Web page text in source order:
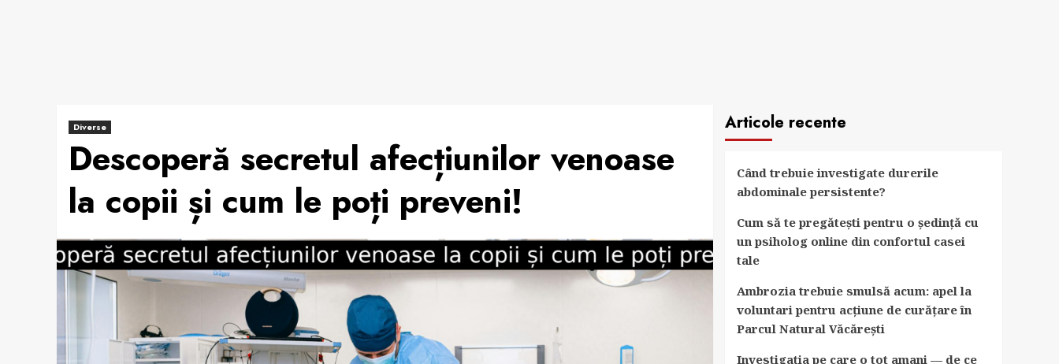
Diverse
Descoperă secretul afecțiunilor venoase
la copii și cum le poți preveni!
Articole recente
Când trebuie investigate durerile
abdominale persistente?
Cum să te pregătești pentru o ședință cu
un psiholog online din confortul casei
tale
Ambrozia trebuie smulsă acum: apel la
voluntari pentru acțiune de curățare în
Parcul Natural Văcărești
Investigatia pe care o tot amani — de ce